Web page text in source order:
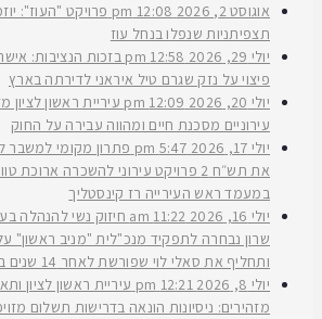
אוגוסט 2, 2026
12:08 pm
תצפיתניות שנפלו בנחל עוז
יולי 29, 2026
12:58 pm
בזכות הנציבות:
פיצוי על נזק שגרם טיל איראני לדירתה בארץ
יולי 20, 2026
12:09 pm
עיריית ראשון
עירוניים מסכנת חיים ומהווה עבירה על החוק
יולי 17, 2026
5:47 pm
פתרון מקומי למשבר
את תש״ח 2 פרויקט עירוני להשכרה
במעמד ראש העירייה רז קינסטליך
יולי 16, 2026
11:22 am
חיזוק נשי להנהלה
שרון נבחרה לתפקיד מנכ"לית "מניב ראשון" על
ותחליף את סאלי לוי שפורשת לאחר 14 שנים בתפקיד
יולי 8, 2026
12:21 pm
עיריית ראשון לציון
מזהירים: ניסיונות הונאה בדרישות תשלום